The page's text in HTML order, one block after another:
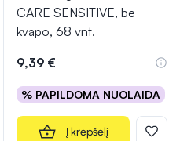
CARE SENSITIVE, be
kvapo, 68 vnt.
9,39 €
% PAPILDOMA NUOLAIDA
Į krepšelį